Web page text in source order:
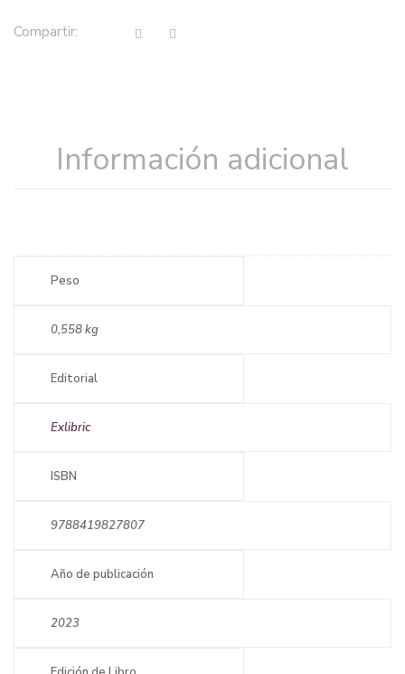
Compartir:
Información adicional
Peso
0,558 kg
Editorial
Exlibric
ISBN
9788419827807
Año de publicación
2023